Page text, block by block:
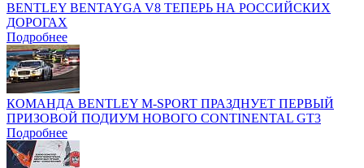
BENTLEY BENTAYGA V8 ТЕПЕРЬ НА РОССИЙСКИХ
ДОРОГАХ
Подробнее
КОМАНДА BENTLEY M-SPORT ПРАЗДНУЕТ ПЕРВЫЙ
ПРИЗОВОЙ ПОДИУМ НОВОГО CONTINENTAL GT3
Подробнее